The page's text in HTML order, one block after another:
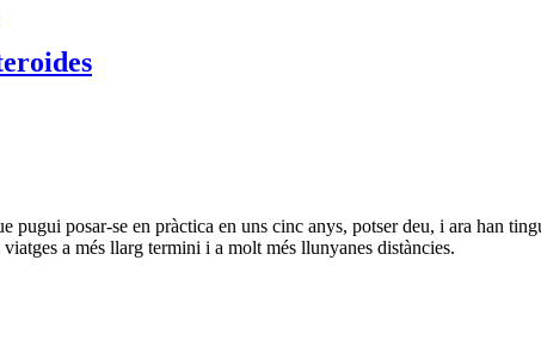
pugui posar-se en pràctica en uns cinc anys, potser deu, i ara han
a més llarg termini i a molt més llunyanes distàncies.